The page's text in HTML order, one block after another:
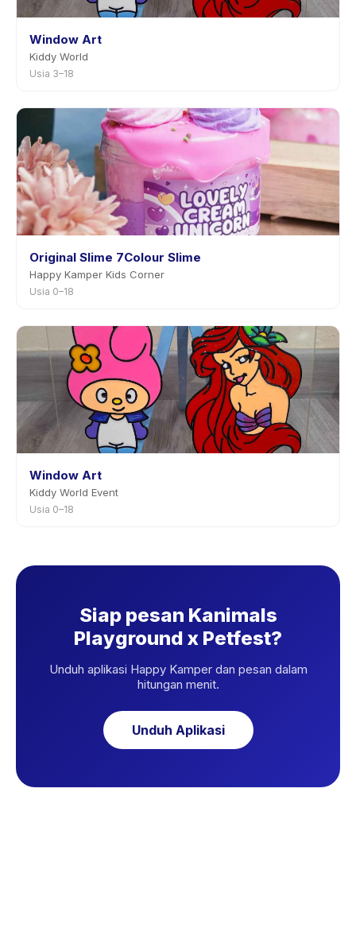
Window Art
Kiddy World
Usia 3–18
Original Slime 7Colour Slime
Happy Kamper Kids Corner
Usia 0–18
Window Art
Kiddy World Event
Usia 0–18
Siap pesan Kanimals
Playground x Petfest?
Unduh aplikasi Happy Kamper dan pesan dalam
hitungan menit.
Unduh Aplikasi